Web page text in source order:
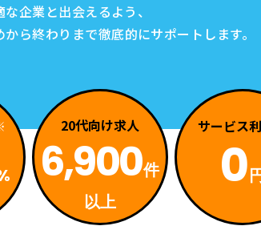
企業と出会えるよう、
から終わりまで徹底的にサポートします。
20代向け求人
6,900件
以上
サービス
0